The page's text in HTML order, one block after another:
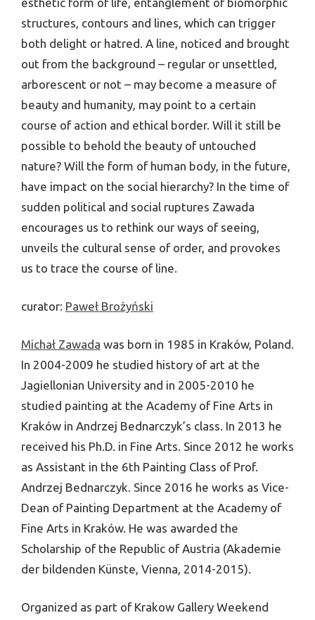
esthetic form of life, entanglement of biomorphic
structures, contours and lines, which can trigger
both delight or hatred. A line, noticed and brought
out from the background – regular or unsettled,
arborescent or not – may become a measure of
beauty and humanity, may point to a certain
course of action and ethical border. Will it still be
possible to behold the beauty of untouched
nature? Will the form of human body, in the future,
have impact on the social hierarchy? In the time of
sudden political and social ruptures Zawada
encourages us to rethink our ways of seeing,
unveils the cultural sense of order, and provokes
us to trace the course of line.
curator: Paweł Brożyński
Michał Zawada was born in 1985 in Kraków, Poland.
In 2004-2009 he studied history of art at the
Jagiellonian University and in 2005-2010 he
studied painting at the Academy of Fine Arts in
Kraków in Andrzej Bednarczyk’s class. In 2013 he
received his Ph.D. in Fine Arts. Since 2012 he works
as Assistant in the 6th Painting Class of Prof.
Andrzej Bednarczyk. Since 2016 he works as Vice-
Dean of Painting Department at the Academy of
Fine Arts in Kraków. He was awarded the
Scholarship of the Republic of Austria (Akademie
der bildenden Künste, Vienna, 2014-2015).
Organized as part of Krakow Gallery Weekend